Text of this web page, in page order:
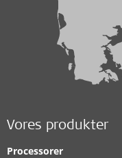
Vores produkter
Processorer